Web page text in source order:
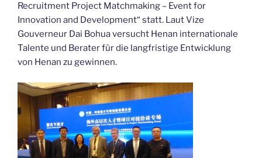
Recruitment Project Matchmaking – Event for
Innovation and Development“ statt. Laut Vize
Gouverneur Dai Bohua versucht Henan internationale
Talente und Berater für die langfristige Entwicklung
von Henan zu gewinnen.